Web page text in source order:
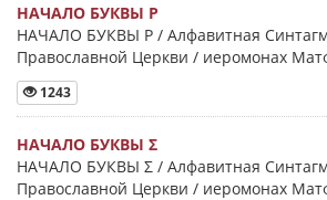
НАЧАЛО БУКВЫ Ρ
НАЧАЛО БУКВЫ Ρ / Алфавитная
Православной Церкви / иеромонах
1243
НАЧАЛО БУКВЫ Σ
НАЧАЛО БУКВЫ Σ / Алфавитная
Православной Церкви / иеромонах